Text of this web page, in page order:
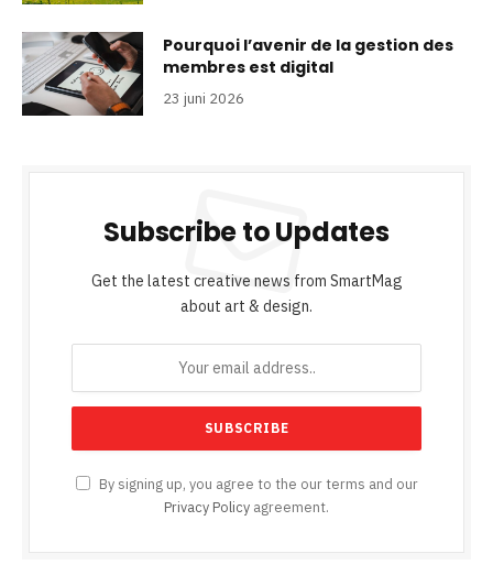
Pourquoi l’avenir de la gestion des
membres est digital
23 juni 2026
Subscribe to Updates
Get the latest creative news from SmartMag
about art & design.
By signing up, you agree to the our terms and our
Privacy Policy agreement.